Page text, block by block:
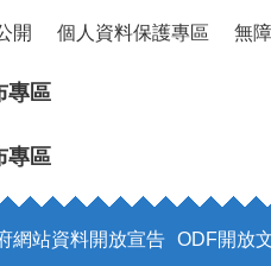
開 個人資料保護專區 無
專區
專區
網站資料開放宣告 ODF開放